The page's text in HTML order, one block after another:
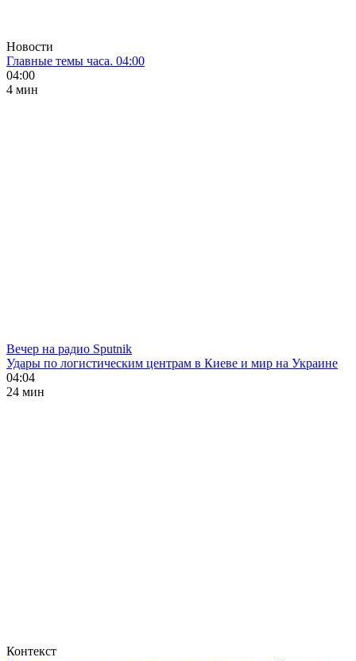
Новости
Главные темы часа. 04:00
04:00
4 мин
Вечер на радио Sputnik
Удары по логистическим центрам в Киеве и мир на Украине
04:04
24 мин
Контекст